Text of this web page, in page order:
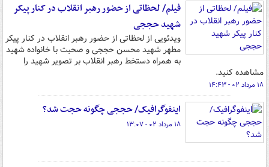
فیلم/ لحظاتی از حضور رهبر انقلاب در کنار پیکر
شهید حججی
ویدئویی از لحظاتی از حضور رهبر انقلاب در کنار پیکر
مطهر شهید محسن حججی و صحبت با خانواده شهید
به همراه دستخط رهبر انقلاب بر تصویر شهید را
مشاهده کنید.
۱۸ مرداد ۰۲ - ۱۴:۴۳
اینفوگرافیک/ حججی چگونه حجت شد؟
۱۸ مرداد ۰۲ - ۱۳:۰۷